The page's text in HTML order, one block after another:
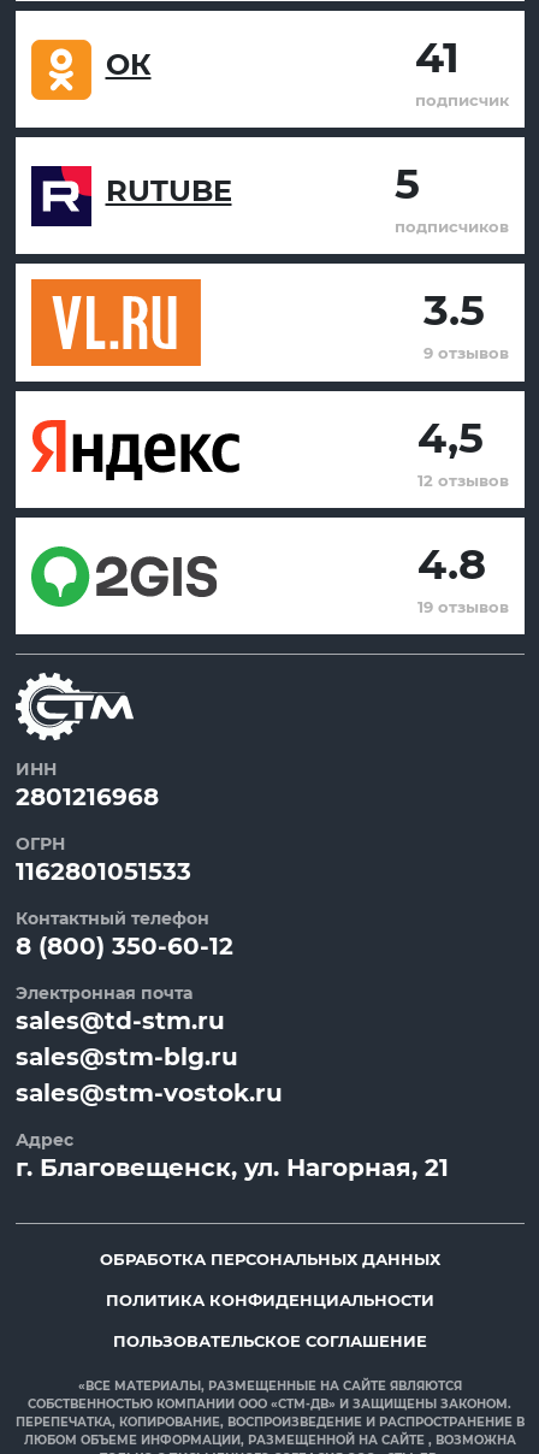
ОК 41
подписчик
RUTUBE 5
подписчиков
3.5
9 отзывов
4,5
12 отзывов
4.8
19 отзывов
ИНН
2801216968
ОГРН
1162801051533
Контактный телефон
8 (800) 350-60-12
Электронная почта
sales@td-stm.ru
sales@stm-blg.ru
sales@stm-vostok.ru
Адрес
г. Благовещенск, ул. Нагорная, 21
ОБРАБОТКА ПЕРСОНАЛЬНЫХ ДАННЫХ
ПОЛИТИКА КОНФИДЕНЦИАЛЬНОСТИ
ПОЛЬЗОВАТЕЛЬСКОЕ СОГЛАШЕНИЕ
«ВСЕ МАТЕРИАЛЫ, РАЗМЕЩЕННЫЕ НА САЙТЕ ЯВЛЯЮТСЯ
СОБСТВЕННОСТЬЮ КОМПАНИИ ООО «СТМ-ДВ» И ЗАЩИЩЕНЫ ЗАКОНОМ.
ПЕРЕПЕЧАТКА, КОПИРОВАНИЕ, ВОСПРОИЗВЕДЕНИЕ И РАСПРОСТРАНЕНИЕ В
ЛЮБОМ ОБЪЕМЕ ИНФОРМАЦИИ, РАЗМЕЩЕННОЙ НА САЙТЕ , ВОЗМОЖНА